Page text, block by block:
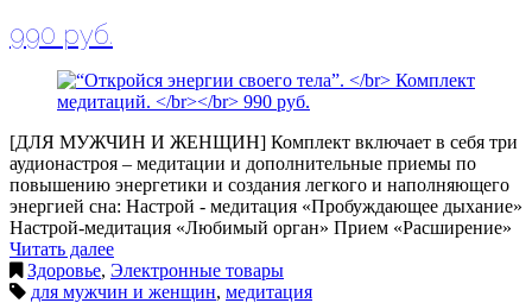
990 руб.
[ДЛЯ МУЖЧИН И ЖЕНЩИН] Комплект включает в себя три
аудионастроя – медитации и дополнительные приемы по
повышению энергетики и создания легкого и наполняющего
энергией сна: Настрой - медитация «Пробуждающее дыхание»
Настрой-медитация «Любимый орган» Прием «Расширение» ​
Читать далее
Здоровье, Электронные товары
для мужчин и женщин, медитация